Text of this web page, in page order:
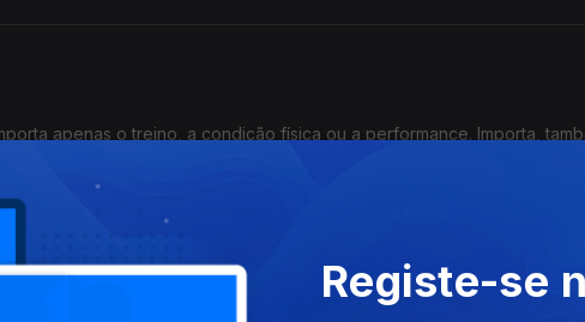
apenas o treino, a condição física ou a performance. Importa,
vencedores. Falamos sobre a Psicologia no Desporto
mãos de uma nova geração de artistas portugueses. Entre tradição e
Registe-se